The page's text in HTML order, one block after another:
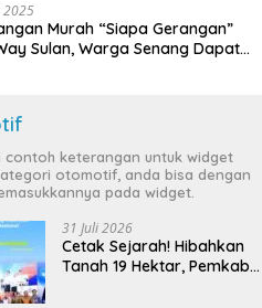
2025
Murah “Siapa Gerangan”
Sulan, Warga Senang Dapat
contoh keterangan untuk widget
otomotif, anda bisa dengan
pada widget.
31 Juli 2026
Cetak Sejarah! Hibahkan
Tanah 19 Hektar, Pemkab